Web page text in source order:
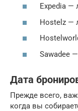
Expedia
Hostelz —
Sawadee
Дата
Прежде всего,
когда вы